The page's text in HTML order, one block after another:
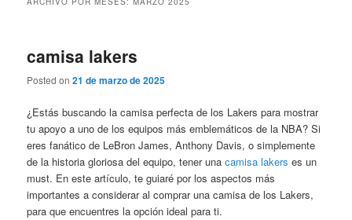
camisa lakers
Posted on21 de marzo de 2025
¿Estás buscando la camisa perfecta de los Lakers para mostrar
tu apoyo a uno de los equipos más emblemáticos de la NBA? Si
eres fanático de LeBron James, Anthony Davis, o simplemente
de la historia gloriosa del equipo, tener unacamisa lakers es un
must. En este artículo, te guiaré por los aspectos más
importantes a considerar al comprar una camisa de los Lakers,
para que encuentres la opción ideal para ti.